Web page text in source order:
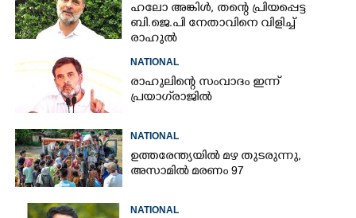
ഹലോ അങ്കിൾ,​ തന്റെ പ്രിയപ്പെട്ട
ബി.ജെ.പി നേതാവിനെ വിളിച്ച്
രാഹുൽ
NATIONAL
രാഹുലിന്റെ സംവാദം ഇന്ന്
പ്രയാഗ്‌രാജിൽ
NATIONAL
ഉത്തരേന്ത്യയിൽ മഴ തുടരുന്നു,​
അസാമിൽ മരണം 97
NATIONAL